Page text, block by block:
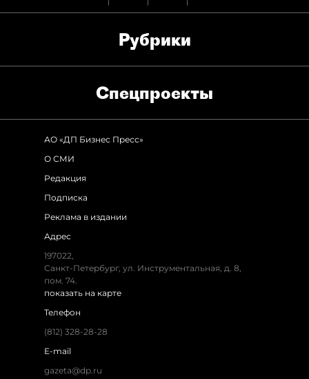
Рубрики
Спец­проекты
АО «ДП Бизнес Пресс»
О СМИ
Редакция
Подписка
Реклама в издании
Адрес
197022,
Санкт-Петербург, ул. Инструментальная, д. 8,
пом. 74.
показать на карте
Телефон
(812) 328-28-28
E-mail
gazeta@dp.ru